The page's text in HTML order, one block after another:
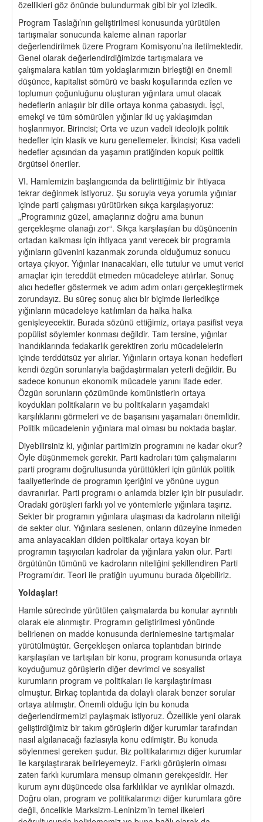
özellikleri göz önünde bulundurmak gibi bir yol izledik.
Program Taslağı’nın geliştirilmesi konusunda yürütülen
tartışmalar sonucunda kaleme alınan raporlar
değerlendirilmek üzere Program Komisyonu’na iletilmektedir.
Genel olarak değerlendirdiğimizde tartışmalara ve
çalışmalara katılan tüm yoldaşlarımızın birleştiği en önemli
düşünce, kapitalist sömürü ve baskı koşullarında ezilen ve
toplumun çoğunluğunu oluşturan yığınlara umut olacak
hedeflerin anlaşılır bir dille ortaya konma çabasıydı. İşçi,
emekçi ve tüm sömürülen yığınlar iki uç yaklaşımdan
hoşlanmıyor. Birincisi; Orta ve uzun vadeli ideolojik politik
hedefler için klasik ve kuru genellemeler. İkincisi; Kısa vadeli
hedefler açısından da yaşamın pratiğinden kopuk politik
örgütsel öneriler.
VI. Hamlemizin başlangıcında da belirttiğimiz bir ihtiyaca
tekrar değinmek istiyoruz. Şu soruyla veya yorumla yığınlar
içinde parti çalışması yürütürken sıkça karşılaşıyoruz:
„Programınız güzel, amaçlarınız doğru ama bunun
gerçekleşme olanağı zor“. Sıkça karşılaşılan bu düşüncenin
ortadan kalkması için ihtiyaca yanıt verecek bir programla
yığınların güvenini kazanmak zorunda olduğumuz sonucu
ortaya çıkıyor. Yığınlar inanacakları, elle tutulur ve umut verici
amaçlar için tereddüt etmeden mücadeleye atılırlar. Sonuç
alıcı hedefler göstermek ve adım adım onları gerçekleştirmek
zorundayız. Bu süreç sonuç alıcı bir biçimde ilerledikçe
yığınların mücadeleye katılımları da halka halka
genişleyecektir. Burada sözünü ettiğimiz, ortaya pasifist veya
popülist söylemler konması değildir. Tam tersine, yığınlar
inandıklarında fedakarlık gerektiren zorlu mücadelelerin
içinde terddütsüz yer alırlar. Yığınların ortaya konan hedefleri
kendi özgün sorunlarıyla bağdaştırmaları yeterli değildir. Bu
sadece konunun ekonomik mücadele yanını ifade eder.
Özgün sorunların çözümünde komünistlerin ortaya
koydukları politikaların ve bu politikaların yaşamdaki
karşılıklarını görmeleri ve de başarısını yaşamaları önemlidir.
Politik mücadelenin yığınlara mal olması bu noktada başlar.
Diyebilirsiniz ki, yığınlar partimizin programını ne kadar okur?
Öyle düşünmemek gerekir. Parti kadroları tüm çalışmalarını
parti programı doğrultusunda yürüttükleri için günlük politik
faaliyetlerinde de programın içeriğini ve yönüne uygun
davranırlar. Parti programı o anlamda bizler için bir pusuladır.
Oradaki görüşleri farklı yol ve yöntemlerle yığınlara taşırız.
Sekter bir programın yığınlara ulaşması da kadroların niteliği
de sekter olur. Yığınlara seslenen, onların düzeyine inmeden
ama anlayacakları dilden politikalar ortaya koyan bir
programın taşıyıcıları kadrolar da yığınlara yakın olur. Parti
örgütünün tümünü ve kadroların niteliğini şekillendiren Parti
Programı’dır. Teori ile pratiğin uyumunu burada ölçebiliriz.
Yoldaşlar!
Hamle sürecinde yürütülen çalışmalarda bu konular ayrıntılı
olarak ele alınmıştır. Programın geliştirilmesi yönünde
belirlenen on madde konusunda derinlemesine tartışmalar
yürütülmüştür. Gerçekleşen onlarca toplantıdan birinde
karşılaşılan ve tartışılan bir konu, program konusunda ortaya
koyduğumuz görüşlerin diğer devrimci ve sosyalist
kurumların program ve politikaları ile karşılaştırılması
olmuştur. Birkaç toplantıda da dolaylı olarak benzer sorular
ortaya atılmıştır. Önemli olduğu için bu konuda
değerlendirmemizi paylaşmak istiyoruz. Özellikle yeni olarak
geliştirdiğimiz bir takım görüşlerin diğer kurumlar tarafından
nasıl algılanacağı fazlasıyla konu edilmiştir. Bu konuda
söylenmesi gereken şudur. Biz politikalarımızı diğer kurumlar
ile karşılaştırarak belirleyemeyiz. Farklı görüşlerin olması
zaten farklı kurumlara mensup olmanın gerekçesidir. Her
kurum aynı düşüncede olsa farklılıklar ve ayrılıklar olmazdı.
Doğru olan, program ve politikalarımızı diğer kurumlara göre
değil, öncelikle Marksizm-Leninizm’in temel ilkeleri